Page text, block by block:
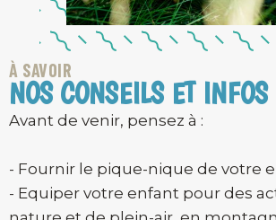
À SAVOIR
NOS CONSEILS ET INFOS
Avant de venir, pensez à :
- Fournir le pique-nique de votre
- Equiper votre enfant pour des